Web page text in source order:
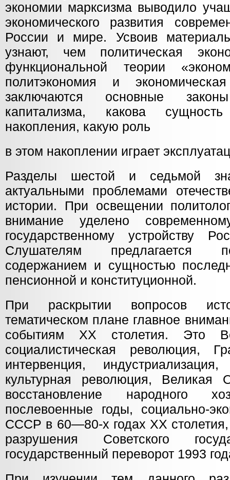
экономии марксизма выводило
экономического развития
России и мире. Усвоив
узнают, чем политическая
функциональной теории
политэкономия и
заключаются основные
капитализма, какова сущность
накопления, какую роль
в этом накоплении играет
Разделы шестой и седьмой
актуальными проблемами
истории. При освещении
внимание уделено
государственному устройству
Слушателям предлагается
содержанием и сущностью
пенсионной и конституционной.
При раскрытии вопросов
тематическом плане главное
событиям ХХ столетия. Это
социалистическая революция,
интервенция,
культурная революция, Великая
восстановление народного
послевоенные годы, социально-
СССР в 60—80-х годах ХХ
разрушения Советского
государственный переворот 1993